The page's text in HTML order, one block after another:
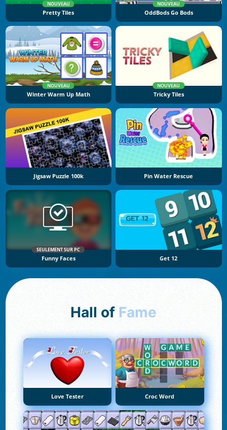
NOUVEAU
Pretty Tiles
NOUVEAU
OddBods Go Bods
NOUVEAU
Winter Warm Up Math
NOUVEAU
Tricky Tiles
Jigsaw Puzzle 100k Pin Water Rescue
SEULEMENT SUR PC
Funny Faces Get 12
Hall of Fame
Love Tester Croc Word